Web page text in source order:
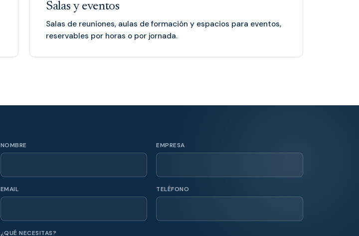
Salas y eventos
Salas de reuniones, aulas de formación y espacios para eventos,
reservables por horas o por jornada.
NOMBRE EMPRESA
EMAIL TELÉFONO
¿QUÉ NECESITAS?